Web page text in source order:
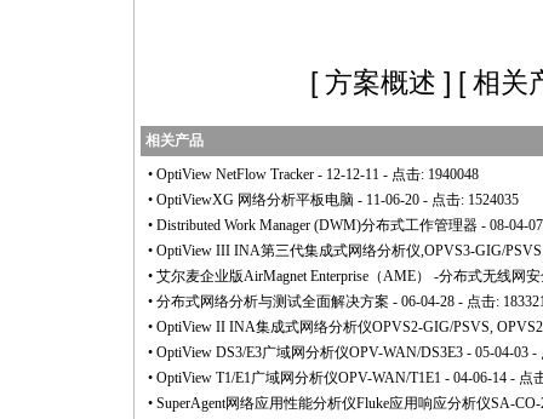
[方案概述 ] [相关
相关产品
• OptiView NetFlow Tracker - 12-12-11 - 点击: 1940048
• OptiViewXG 网络分析平板电脑 - 11-06-20 - 点击: 1524035
• Distributed Work Manager (DWM)分布式工作管理器 - 08-04-
• OptiView III INA第三代集成式网络分析仪,OPVS3-GIG/PSVS
• 艾尔麦企业版AirMagnet Enterprise（AME） -分布式无线网
• 分布式网络分析与测试全面解决方案 - 06-04-28 - 点击:
• OptiView II INA集成式网络分析仪OPVS2-GIG/PSVS,
• OptiView DS3/E3广域网分析仪OPV-WAN/DS3E3 - 05-04-03 -
• OptiView T1/E1广域网分析仪OPV-WAN/T1E1 - 04-06-14 - 点
• SuperAgent网络应用性能分析仪Fluke应用响应分析仪SA-